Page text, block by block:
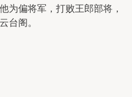
为偏将军，打败王郎部将，
台阁。